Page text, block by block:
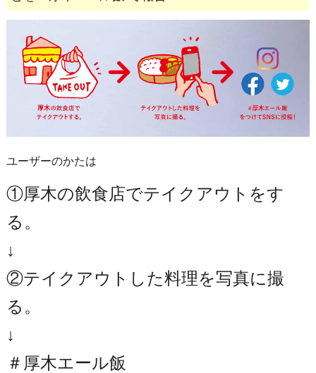
ユーザーのかたは
①厚木の飲食店でテイクアウトをす
る。
↓
②テイクアウトした料理を写真に撮
る。
↓
＃厚木エール飯